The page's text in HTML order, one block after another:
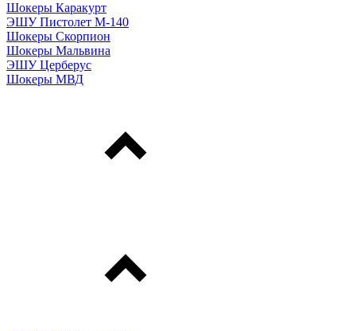
Шокеры Каракурт
ЭШУ Пистолет М-140
Шокеры Скорпион
Шокеры Мальвина
ЭШУ Церберус
Шокеры МВД